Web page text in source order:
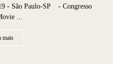
- São Paulo-SP - Congresso
...
mais